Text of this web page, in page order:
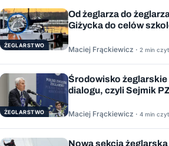
ŻEGLARSTWO
Od żeglarza do
Giżycka do celów
Maciej Frąckiewicz · 2 min
ŻEGLARSTWO
Środowisko
dialogu, czyli Sejmik
Maciej Frąckiewicz · 4 min
Nowa sekcja